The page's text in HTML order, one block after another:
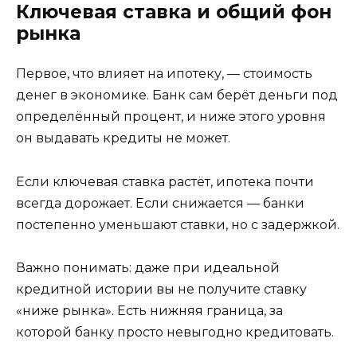
Ключевая ставка и общий фон
рынка
Первое, что влияет на ипотеку, — стоимость
денег в экономике. Банк сам берёт деньги под
определённый процент, и ниже этого уровня
он выдавать кредиты не может.
Если ключевая ставка растёт, ипотека почти
всегда дорожает. Если снижается — банки
постепенно уменьшают ставки, но с задержкой.
Важно понимать: даже при идеальной
кредитной истории вы не получите ставку
«ниже рынка». Есть нижняя граница, за
которой банку просто невыгодно кредитовать.